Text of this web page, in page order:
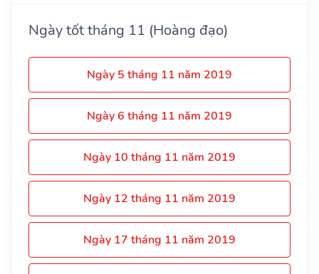
Ngày tốt tháng 11 (Hoàng đạo)
Ngày 5 tháng 11 năm 2019
Ngày 6 tháng 11 năm 2019
Ngày 10 tháng 11 năm 2019
Ngày 12 tháng 11 năm 2019
Ngày 17 tháng 11 năm 2019